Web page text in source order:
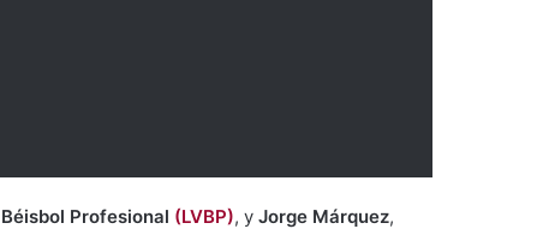
Profesional (LVBP), y Jorge Márquez,